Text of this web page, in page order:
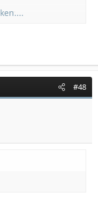
#48